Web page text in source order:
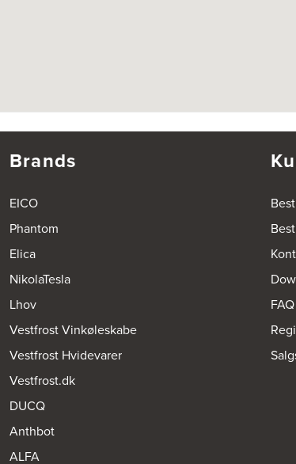
Brands
EICO
Phantom
Elica
NikolaTesla
Lhov
Vestfrost Vinkøleskabe
Vestfrost Hvidevarer
Vestfrost.dk
DUCQ
Anthbot
ALFA
FAQ